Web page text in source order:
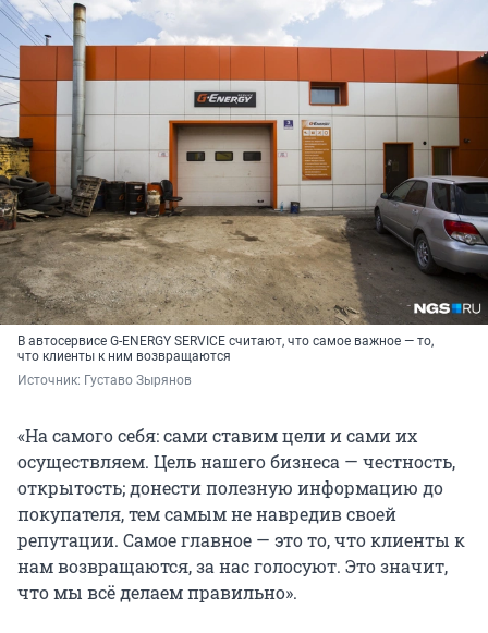
В автосервисе G-ENERGY SERVICE считают, что самое важное — то,
что клиенты к ним возвращаются
Источник: Густаво Зырянов
«На самого себя: сами ставим цели и сами их
осуществляем. Цель нашего бизнеса — честность,
открытость; донести полезную информацию до
покупателя, тем самым не навредив своей
репутации. Самое главное — это то, что клиенты к
нам возвращаются, за нас голосуют. Это значит,
что мы всё делаем правильно».